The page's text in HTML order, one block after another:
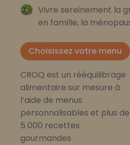
Vivre sereinement la
en famille, la
Choisissez votre menu
CROQ est un rééquilibrage
alimentaire sur mesure à
l’aide de menus
personnalisables et plus de
5 000 recettes
gourmandes